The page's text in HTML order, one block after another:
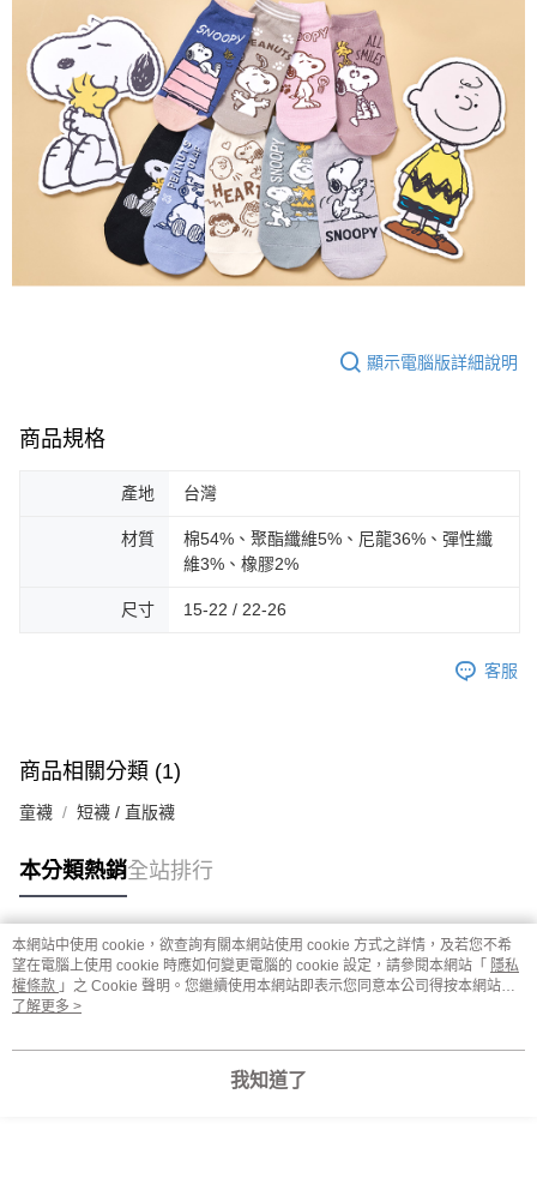
顯示電腦版詳細說明
商品規格
產地 台灣
材質
棉54%、聚酯纖維5%、尼龍36%、彈性纖
維3%、橡膠2%
尺寸 15-22 / 22-26
客服
商品相關分類 (1)
童襪 短襪 / 直版襪
本分類熱銷全站排行
熱門標籤
本網站中使用 cookie，欲查詢有關本網站使用 cookie 方式之詳情，及若您不希
望在電腦上使用 cookie 時應如何變更電腦的 cookie 設定，請參閱本網站「 隱私
權條款 」之 Cookie 聲明。您繼續使用本網站即表示您同意本公司得按本網站使
用條款之 Cookie 聲明使用 cookie。
了解更多 >
我知道了